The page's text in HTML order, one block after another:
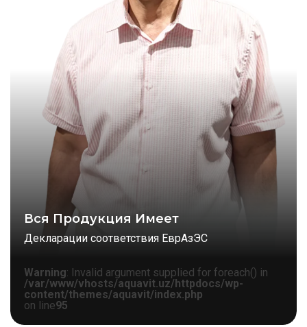
Вся Продукция Имеет
Декларации соответствия ЕврАзЭС
Warning: Invalid argument supplied for foreach() in
/var/www/vhosts/aquavit.uz/httpdocs/wp-
content/themes/aquavit/index.php
on line95